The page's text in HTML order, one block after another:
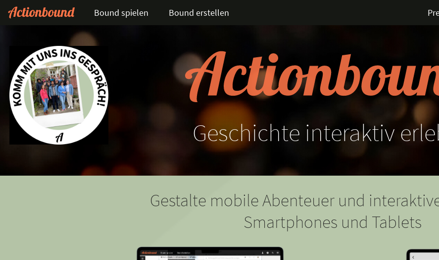
Bound spielen Bound erstellen
Geschichte innovativ
Gestalte mobile Abenteuer und
Smartphones und Tablets